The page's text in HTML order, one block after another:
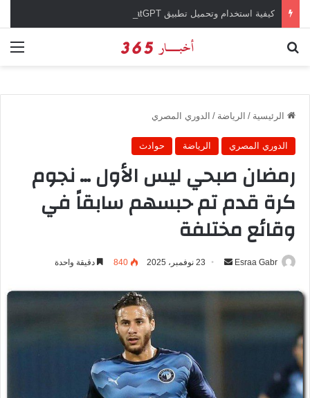
الرئيسية / الرياضة / الدوري المصري
الدوري المصري الرياضة حوادث
رمضان صبحي ليس الأول … نجوم
كرة قدم تم حبسهم سابقاً في
وقائع مختلفة
Esraa Gabr
س
23 نوفمبر، 2025 840 دقيقة واحدة